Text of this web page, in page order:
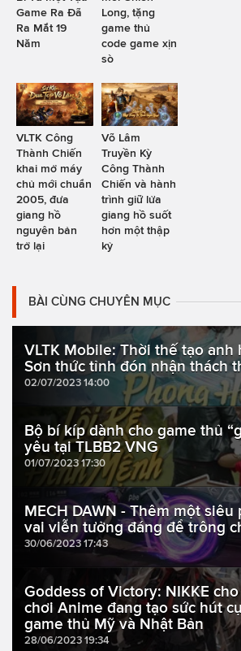
Game Ra Đã
Ra Mắt 19
Năm
Long, tặng
game thủ
code game xịn
sò
VLTK Công
Thành Chiến
khai mở máy
chủ mới chuẩn
2005, đưa
giang hồ
nguyên bản
trở lại
Võ Lâm
Truyền Kỳ
Công Thành
Chiến và hành
trình giữ lửa
giang hồ suốt
hơn một thập
kỷ
BÀI CÙNG CHUYÊN MỤC
VLTK Mobile: Thời thế tạo anh
Sơn thức tỉnh đón nhận thách
02/07/2023 14:00
Bộ bí kíp dành cho game thủ
yêu tại TLBB2 VNG
01/07/2023 17:30
MECH DAWN - Thêm một siêu
vai viễn tưởng đáng để trông
30/06/2023 17:43
Goddess of Victory: NIKKE
chơi Anime đang tạo sức hút
game thủ Mỹ và Nhật Bản
28/06/2023 19:34